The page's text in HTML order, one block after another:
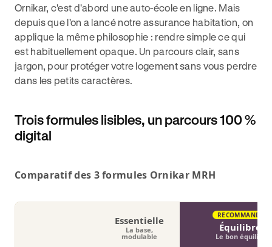
Ornikar, c'est d'abord une auto-école en ligne. Mais
depuis que l'on a lancé notre assurance habitation, on
applique la même philosophie : rendre simple ce qui
est habituellement opaque. Un parcours clair, sans
jargon, pour protéger votre logement sans vous perdre
dans les petits caractères.
Trois formules lisibles, un parcours 100 %
digital
Comparatif des 3 formules Ornikar MRH
Essentielle
La base,
modulable
RECOMMANDÉE
Équilibrée
Le bon équilibre